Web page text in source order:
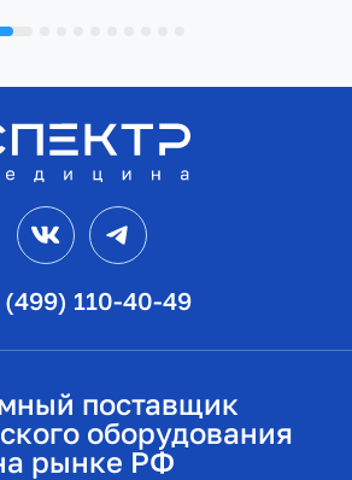
(499) 110-40-49
VK
поставщик
оборудования
рынке РФ